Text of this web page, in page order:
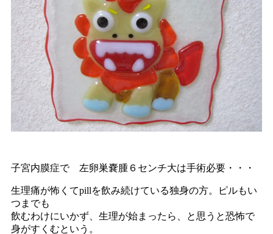
子宮内膜症で 左卵巣嚢腫６センチ大は手術必要・・・
生理痛が怖くてpillを飲み続けている独身の方。ピルもい
つまでも
飲むわけにいかず、生理が始まったら、と思うと恐怖で
身がすくむという。